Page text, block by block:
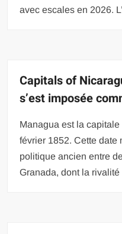
avec escales en 2026.
Capitals of
s’est imposée
Managua est la
février 1852. Cette date
politique ancien entre
Granada, dont la rivalité